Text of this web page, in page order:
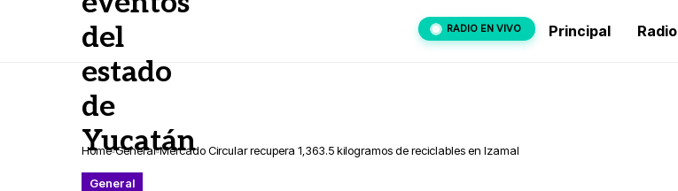
RADIO EN VIVO Principal Radio
Home General Mercado Circular recupera 1,363.5 kilogramos de reciclables en Izamal
General